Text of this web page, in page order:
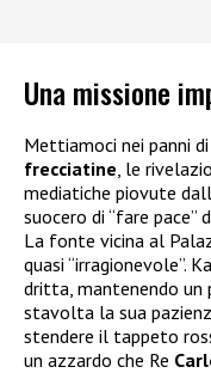
Una missione
Mettiamoci nei panni
frecciatine , le
mediatiche piovute
suocero di “fare pace”
La fonte vicina al
quasi “irragionevole”.
dritta, mantenendo un
stavolta la sua
stendere il tappeto
un azzardo che Re